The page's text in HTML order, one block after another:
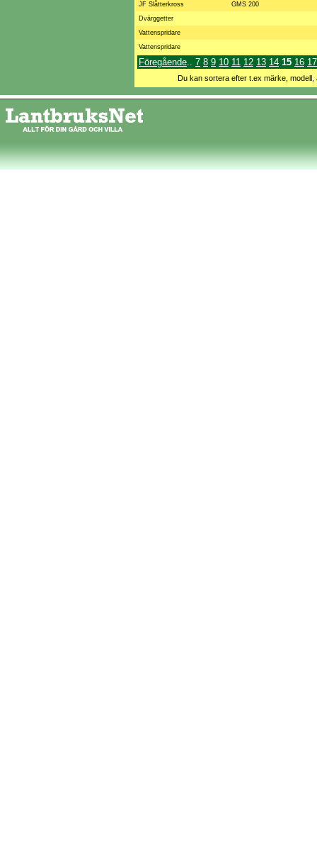
JF Slåtterkross
GMS 200
Dvärggetter
Vattenspridare
Vattenspridare
Föregående.. 7 8 9 10 11 12 13 14 15 16 17
Du kan sortera efter t.ex märke,